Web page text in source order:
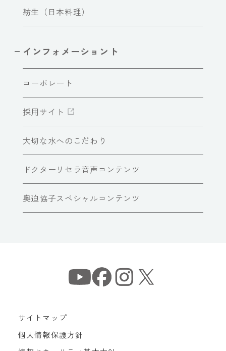
紡生（日本料理）
インフォメーショント
コーポレート
採用サイト
大切な水へのこだわり
ドクターリセラ音声コンテンツ
奥迫協子スペシャルコンテンツ
サイトマップ
個人情報保護方針